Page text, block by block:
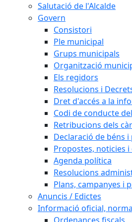
Salutació de l'Alcalde
Govern
Consistori
Ple municipal
Grups municipals
Organització
Els regidors
Resolucions i
Dret d'accés a la
Codi de conducte
Retribucions dels
Declaració de béns
Propostes, noticies
Agenda política
Resolucions
Plans, campanyes i
Anuncis / Edictes
Informació oficial,